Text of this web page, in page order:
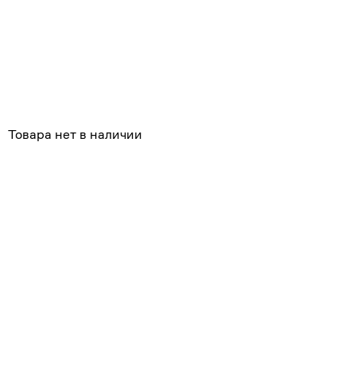
Товара нет в наличии